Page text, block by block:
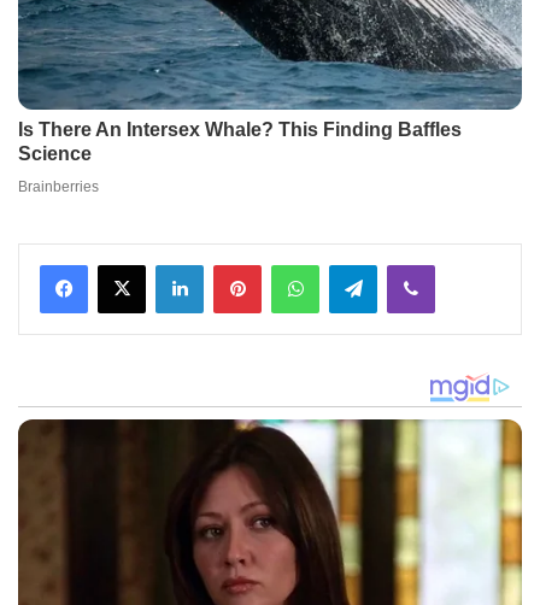
Facebook
X LinkedInPinterestWhatsAppTelegramViber